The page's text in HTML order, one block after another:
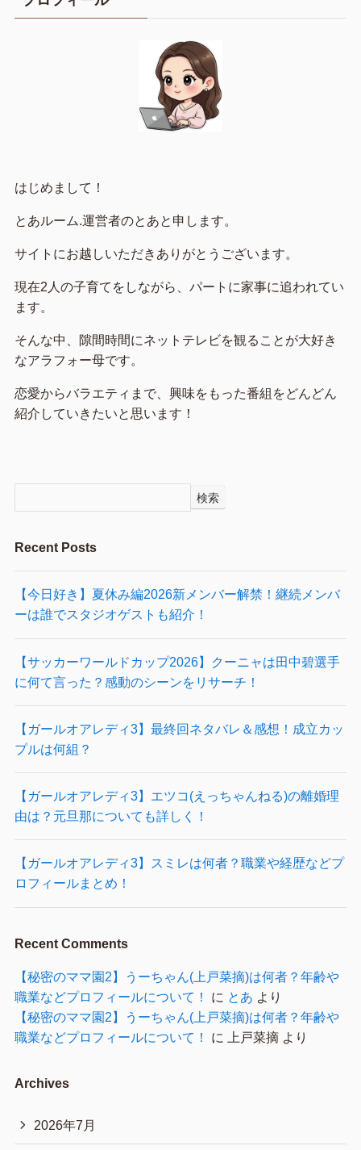
はじめまして！
とあルーム.運営者のとあと申します。
サイトにお越しいただきありがとうございます。
現在2人の子育てをしながら、パートに家事に追われてい
ます。
そんな中、隙間時間にネットテレビを観ることが大好き
なアラフォー母です。
恋愛からバラエティまで、興味をもった番組をどんどん
紹介していきたいと思います！
検索
Recent Posts
【今日好き】夏休み編2026新メンバー解禁！継続メンバ
ーは誰でスタジオゲストも紹介！
【サッカーワールドカップ2026】クーニャは田中碧選手
に何て言った？感動のシーンをリサーチ！
【ガールオアレディ3】最終回ネタバレ＆感想！成立カッ
プルは何組？
【ガールオアレディ3】エツコ(えっちゃんねる)の離婚理
由は？元旦那についても詳しく！
【ガールオアレディ3】スミレは何者？職業や経歴などプ
ロフィールまとめ！
Recent Comments
【秘密のママ園2】うーちゃん(上戸菜摘)は何者？年齢や
職業などプロフィールについて！
に とあ より
【秘密のママ園2】うーちゃん(上戸菜摘)は何者？年齢や
職業などプロフィールについて！
に 上戸菜摘より
Archives
2026年7月